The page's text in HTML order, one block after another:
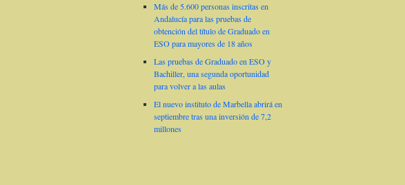
Más de 5.600 personas inscritas en
Andalucía para las pruebas de
obtención del título de Graduado en
ESO para mayores de 18 años
Las pruebas de Graduado en ESO y
Bachiller, una segunda oportunidad
para volver a las aulas
El nuevo instituto de Marbella abrirá en
septiembre tras una inversión de 7,2
millones